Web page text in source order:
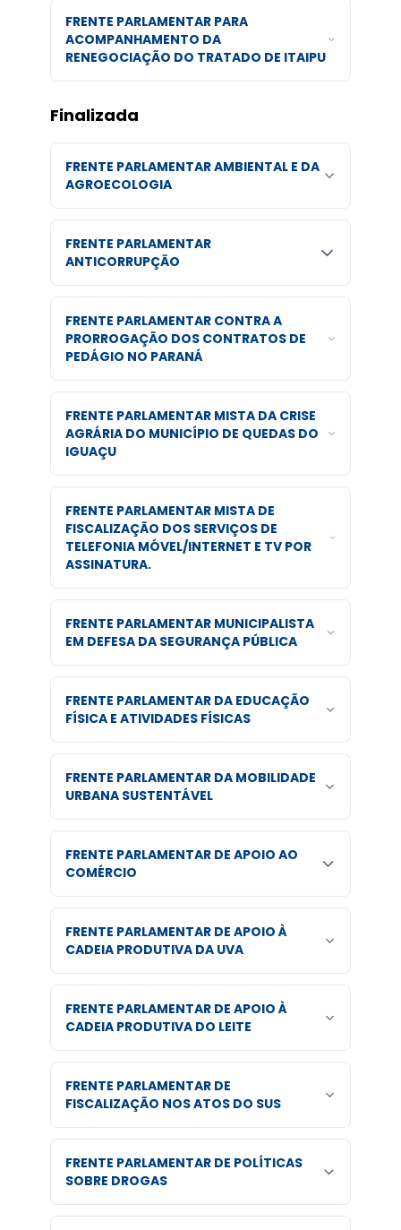
FRENTE PARLAMENTAR PARA
ACOMPANHAMENTO DA
RENEGOCIAÇÃO DO TRATADO DE ITAIPU
Finalizada
FRENTE PARLAMENTAR AMBIENTAL E DA
AGROECOLOGIA
FRENTE PARLAMENTAR
ANTICORRUPÇÃO
FRENTE PARLAMENTAR CONTRA A
PRORROGAÇÃO DOS CONTRATOS DE
PEDÁGIO NO PARANÁ
FRENTE PARLAMENTAR MISTA DA CRISE
AGRÁRIA DO MUNICÍPIO DE QUEDAS DO
IGUAÇU
FRENTE PARLAMENTAR MISTA DE
FISCALIZAÇÃO DOS SERVIÇOS DE
TELEFONIA MÓVEL/INTERNET E TV POR
ASSINATURA.
FRENTE PARLAMENTAR MUNICIPALISTA
EM DEFESA DA SEGURANÇA PÚBLICA
FRENTE PARLAMENTAR DA EDUCAÇÃO
FÍSICA E ATIVIDADES FÍSICAS
FRENTE PARLAMENTAR DA MOBILIDADE
URBANA SUSTENTÁVEL
FRENTE PARLAMENTAR DE APOIO AO
COMÉRCIO
FRENTE PARLAMENTAR DE APOIO À
CADEIA PRODUTIVA DA UVA
FRENTE PARLAMENTAR DE APOIO À
CADEIA PRODUTIVA DO LEITE
FRENTE PARLAMENTAR DE
FISCALIZAÇÃO NOS ATOS DO SUS
FRENTE PARLAMENTAR DE POLÍTICAS
SOBRE DROGAS